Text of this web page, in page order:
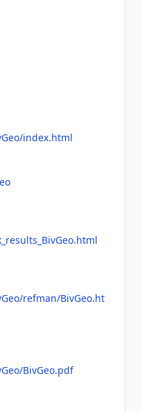
index.html
refman/BivGeo.ht
BivGeo.pdf